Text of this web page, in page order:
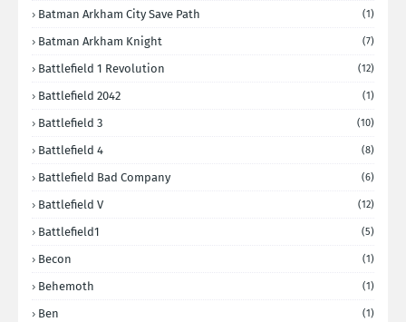
Batman Arkham City Save Path (1)
Batman Arkham Knight (7)
Battlefield 1 Revolution (12)
Battlefield 2042 (1)
Battlefield 3 (10)
Battlefield 4 (8)
Battlefield Bad Company (6)
Battlefield V (12)
Battlefield1 (5)
Becon (1)
Behemoth (1)
Ben (1)